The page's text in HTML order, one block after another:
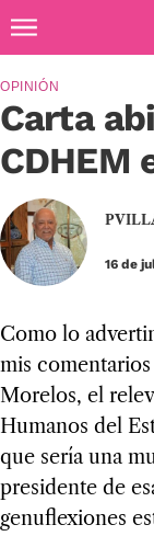
Carta
CDHEM
OPINIÓN
16 de
Como lo
mis
Morelos, el
Humanos del
que sería una
presidente de
genuflexiones